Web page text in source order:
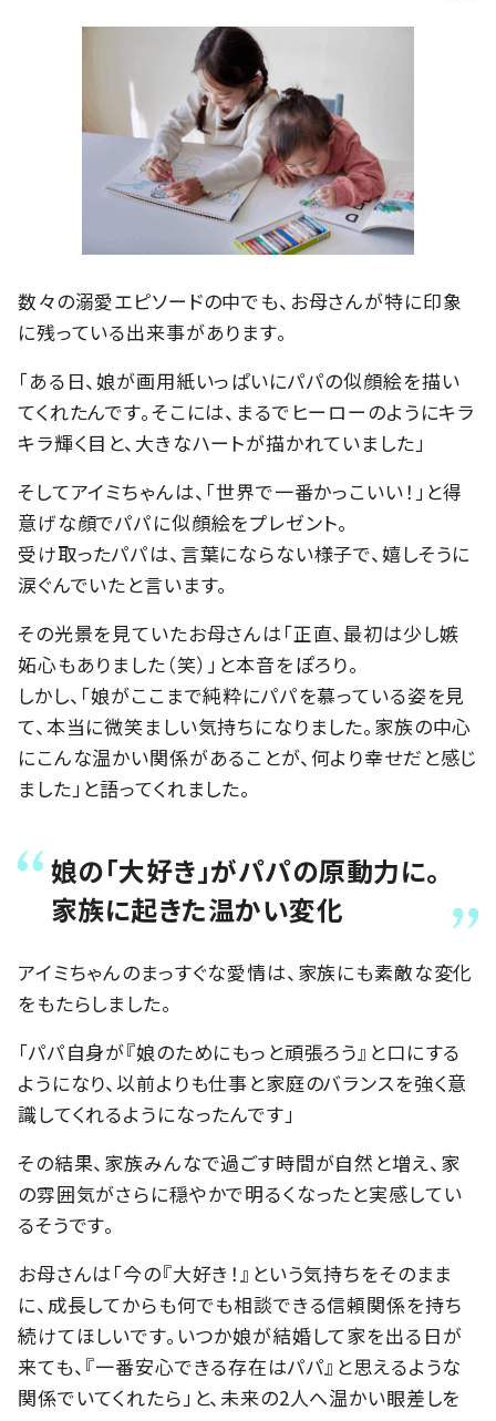
数々の溺愛エピソードの中でも、お母さんが特に印象
に残っている出来事があります。
「ある日、娘が画用紙いっぱいにパパの似顔絵を描い
てくれたんです。そこには、まるでヒーローのようにキラ
キラ輝く目と、大きなハートが描かれていました」
そしてアイミちゃんは、「世界で一番かっこいい！」と得
意げな顔でパパに似顔絵をプレゼント。
受け取ったパパは、言葉にならない様子で、嬉しそうに
涙ぐんでいたと言います。
その光景を見ていたお母さんは「正直、最初は少し嫉
妬心もありました（笑）」と本音をぽろり。
しかし、「娘がここまで純粋にパパを慕っている姿を見
て、本当に微笑ましい気持ちになりました。家族の中心
にこんな温かい関係があることが、何より幸せだと感じ
ました」と語ってくれました。
娘の「大好き」がパパの原動力に。
家族に起きた温かい変化
アイミちゃんのまっすぐな愛情は、家族にも素敵な変化
をもたらしました。
「パパ自身が『娘のためにもっと頑張ろう』と口にする
ようになり、以前よりも仕事と家庭のバランスを強く意
識してくれるようになったんです」
その結果、家族みんなで過ごす時間が自然と増え、家
の雰囲気がさらに穏やかで明るくなったと実感してい
るそうです。
お母さんは「今の『大好き！』という気持ちをそのまま
に、成長してからも何でも相談できる信頼関係を持ち
続けてほしいです。いつか娘が結婚して家を出る日が
来ても、『一番安心できる存在はパパ』と思えるような
関係でいてくれたら」と、未来の2人へ温かい眼差しを